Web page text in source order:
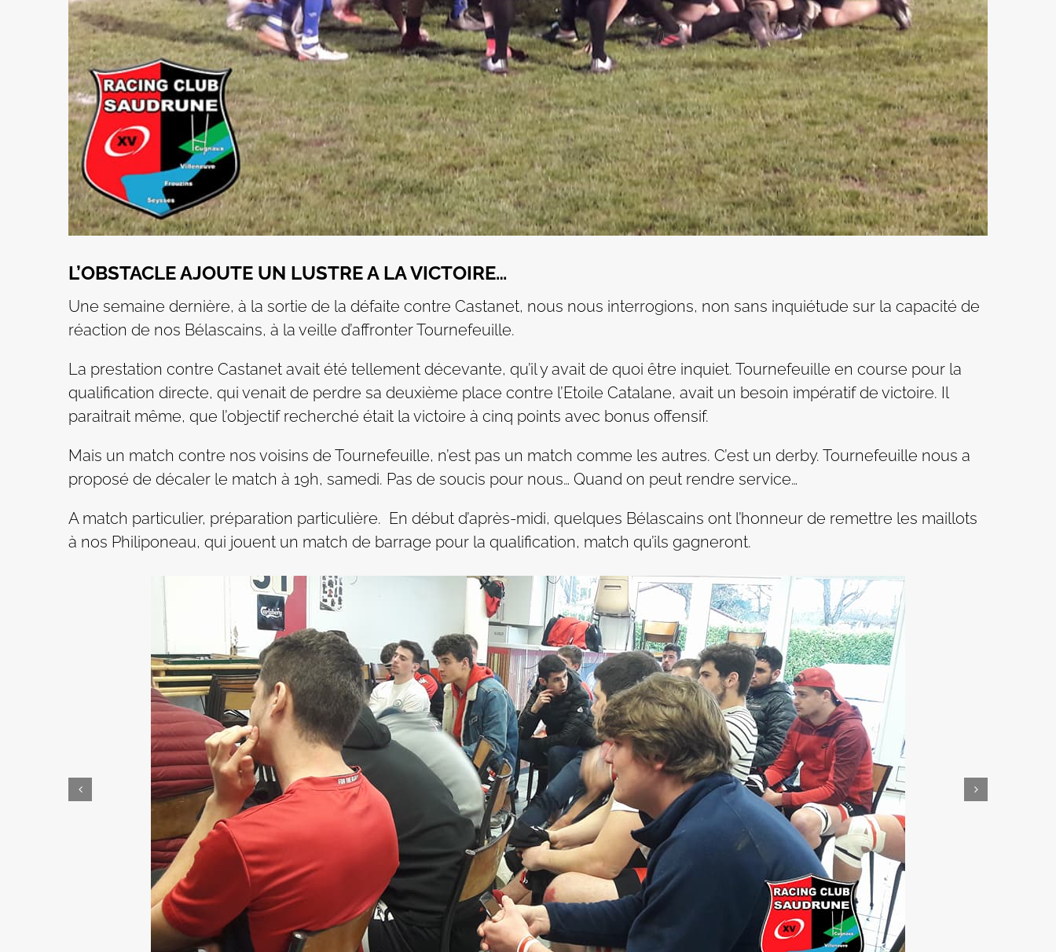
L’OBSTACLE AJOUTE UN LUSTRE A LA VICTOIRE…
Une semaine dernière, à la sortie de la défaite contre Castanet, nous nous interrogions, non sans inquiétude sur la capacité de
réaction de nos Bélascains, à la veille d’affronter Tournefeuille.
La prestation contre Castanet avait été tellement décevante, qu’il y avait de quoi être inquiet. Tournefeuille en course pour la
qualification directe, qui venait de perdre sa deuxième place contre l’Etoile Catalane, avait un besoin impératif de victoire. Il
paraitrait même, que l’objectif recherché était la victoire à cinq points avec bonus offensif.
Mais un match contre nos voisins de Tournefeuille, n’est pas un match comme les autres. C’est un derby. Tournefeuille nous a
proposé de décaler le match à 19h, samedi. Pas de soucis pour nous… Quand on peut rendre service…
A match particulier, préparation particulière. En début d’après-midi, quelques Bélascains ont l’honneur de remettre les maillots
à nos Philiponeau, qui jouent un match de barrage pour la qualification, match qu’ils gagneront.